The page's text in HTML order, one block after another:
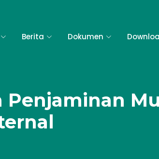
Berita Dokumen
Penjaminan